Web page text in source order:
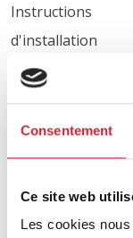
Consentement
Ce site web
Les cookies
Instructions
d'installation
Matériaux
Finitions